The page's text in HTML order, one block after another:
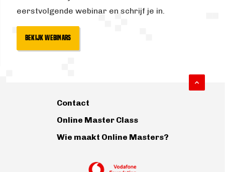
eerstvolgende webinar en schrijf je in.
BEKIJK WEBINARS
Contact
Online Master Class
Wie maakt Online Masters?